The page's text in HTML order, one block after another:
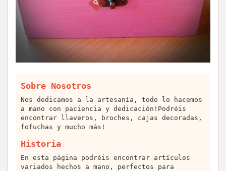
Sobre Nosotros
Nos dedicamos a la artesanía, todo lo hacemos
a mano con paciencia y dedicación!Podréis
encontrar llaveros, broches, cajas decoradas,
fofuchas y mucho más!
Historia
En esta página podréis encontrar artículos
variados hechos a mano, perfectos para